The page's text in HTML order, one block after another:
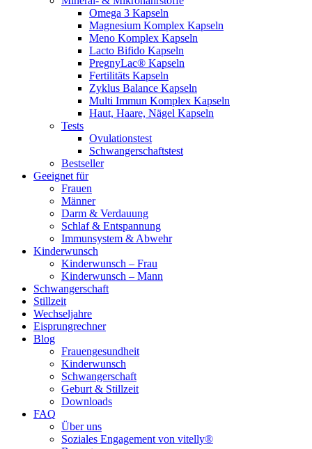
Omega 3 Kapseln
Magnesium Komplex Kapseln
Meno Komplex Kapseln
Lacto Bifido Kapseln
PregnyLac® Kapseln
Fertilitäts Kapseln
Zyklus Balance Kapseln
Multi Immun Komplex Kapseln
Haut, Haare, Nägel Kapseln
Tests
Ovulationstest
Schwangerschaftstest
Bestseller
Geeignet für
Frauen
Männer
Darm & Verdauung
Schlaf & Entspannung
Immunsystem & Abwehr
Kinderwunsch
Kinderwunsch – Frau
Kinderwunsch – Mann
Schwangerschaft
Stillzeit
Wechseljahre
Eisprungrechner
Blog
Frauengesundheit
Kinderwunsch
Schwangerschaft
Geburt & Stillzeit
Downloads
FAQ
Über uns
Soziales Engagement von vitelly®